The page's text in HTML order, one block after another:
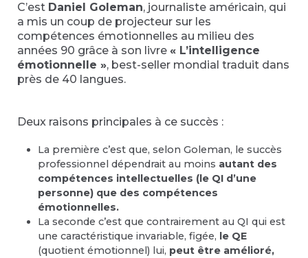
C’est Daniel Goleman, journaliste américain, qui
a mis un coup de projecteur sur les
compétences émotionnelles au milieu des
années 90 grâce à son livre « L’intelligence
émotionnelle », best-seller mondial traduit dans
près de 40 langues.
Deux raisons principales à ce succès :
La première c’est que, selon Goleman, le succès
professionnel dépendrait au moins autant des
compétences intellectuelles (le QI d’une
personne) que des compétences
émotionnelles.
La seconde c’est que contrairement au QI qui est
une caractéristique invariable, figée, le QE
(quotient émotionnel) lui, peut être amélioré,